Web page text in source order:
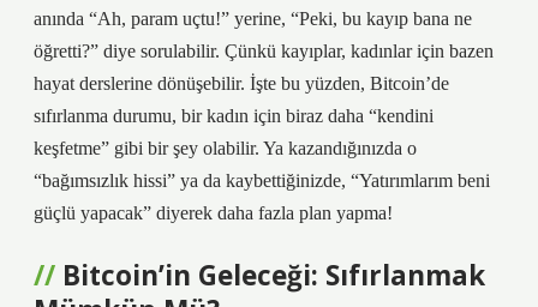
anında “Ah, param uçtu!” yerine, “Peki, bu kayıp bana ne
öğretti?” diye sorulabilir. Çünkü kayıplar, kadınlar için bazen
hayat derslerine dönüşebilir. İşte bu yüzden, Bitcoin’de
sıfırlanma durumu, bir kadın için biraz daha “kendini
keşfetme” gibi bir şey olabilir. Ya kazandığınızda o
“bağımsızlık hissi” ya da kaybettiğinizde, “Yatırımlarım beni
güçlü yapacak” diyerek daha fazla plan yapma!
Bitcoin’in Geleceği: Sıfırlanmak